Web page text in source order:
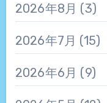
2026年8月 (3)
2026年7月 (15)
2026年6月 (9)